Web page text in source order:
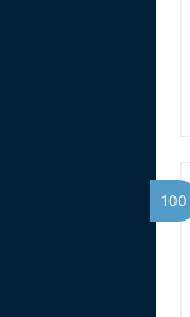
100